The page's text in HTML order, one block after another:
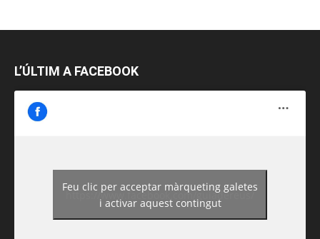
L’ÚLTIM A FACEBOOK
https://www.facebook.com/guiadereus/
Feu clic per acceptar màrqueting galetes
i activar aquest contingut